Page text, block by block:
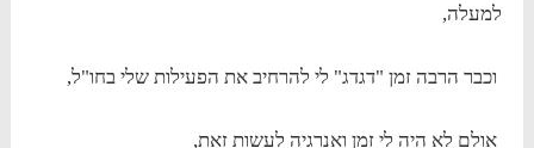
למעלה,
וכבר הרבה זמן "דגדג" לי להרחיב את הפעילות שלי בחו"ל,
אולם לא היה לי זמן ואנרגיה לעשות זאת,